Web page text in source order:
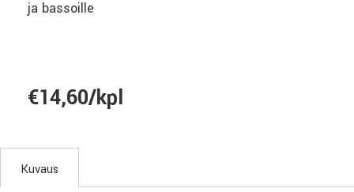
ja bassoille
€14,60/kpl
Kuvaus